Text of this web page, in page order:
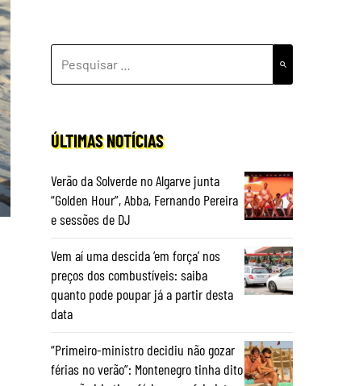
POR:
ÚLTIMAS NOTÍCIAS
Verão da Solverde no Algarve junta
“Golden Hour”, Abba, Fernando Pereira
e sessões de DJ
Vem aí uma descida ‘em força’ nos
preços dos combustíveis: saiba
quanto pode poupar já a partir desta
data
“Primeiro-ministro decidiu não gozar
férias no verão”: Montenegro tinha dito